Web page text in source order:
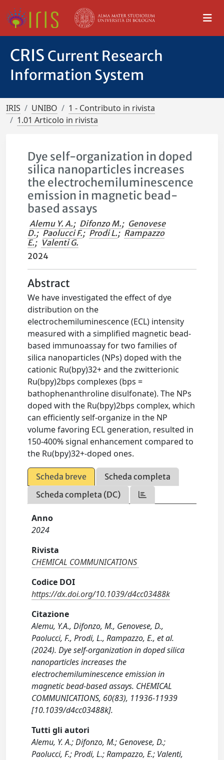
CRIS Current Research
Information System
IRIS UNIBO
1 - Contributo in rivista
1.01 Articolo in rivista
Dye self-organization in doped
silica nanoparticles increases
the electrochemiluminescence
emission in magnetic bead-
based assays
Alemu Y. A.; Difonzo M.; Genovese
D.; Paolucci F.; Prodi L.; Rampazzo
E.; Valenti G.
2024
Abstract
We have investigated the effect of dye
distribution on the
electrochemiluminescence (ECL) intensity
measured with a simplified magnetic bead-
based immunoassay for two families of
silica nanoparticles (NPs) doped with the
cationic Ru(bpy)32+ and the zwitterionic
Ru(bpy)2bps complexes (bps =
bathophenanthroline disulfonate). The NPs
doped with the Ru(bpy)2bps complex, which
can efficiently self-organize in the NP
volume favoring ECL generation, resulted in
150-400% signal enhancement compared to
the Ru(bpy)32+-doped ones.
Scheda breve
Scheda completa
Scheda completa (DC)
Anno
2024
Rivista
CHEMICAL COMMUNICATIONS
Codice DOI
https://dx.doi.org/10.1039/d4cc03488k
Citazione
Alemu, Y.A., Difonzo, M., Genovese, D.,
Paolucci, F., Prodi, L., Rampazzo, E., et al.
(2024). Dye self-organization in doped silica
nanoparticles increases the
electrochemiluminescence emission in
magnetic bead-based assays. CHEMICAL
COMMUNICATIONS, 60(83), 11936-11939
[10.1039/d4cc03488k].
Tutti gli autori
Alemu, Y. A.; Difonzo, M.; Genovese, D.;
Paolucci, F.; Prodi, L.; Rampazzo, E.; Valenti,